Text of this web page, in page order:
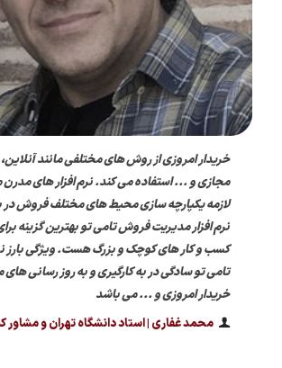
خریدار امروزی از روش های مختلفی مانند
مجازی و ... استفاده می کند. نرم افزار های
لازمه یکپارچه سازی محیط های مختلف فروش در
نرم افزار مدیریت فروش تامی تو بهترین گزینه
کسب و کار های کوچک و بزرگ هست. ویژگی بارز
تامی تو سادگی در به کارگیری و به روز رسانی های
خریدار امروزی و ... می باشد
محمد غفاری | استاد دانشگاه تهران و مشاور